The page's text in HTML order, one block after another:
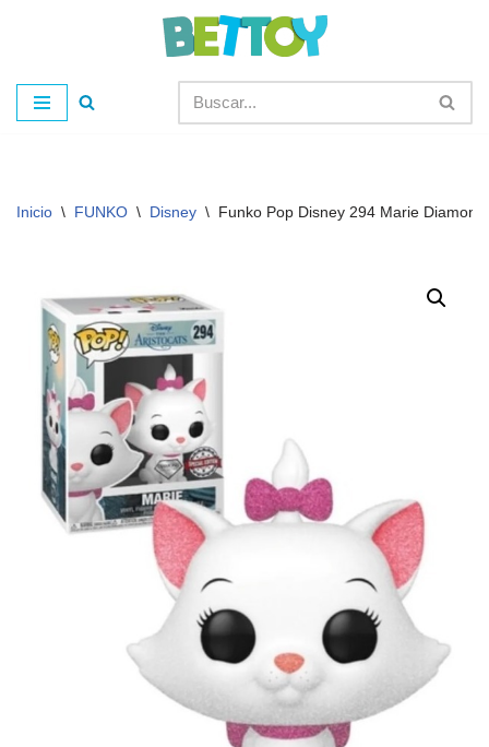
al
contenido
Inicio \ FUNKO \ Disney \ Funko Pop Disney 294 Marie Diamond